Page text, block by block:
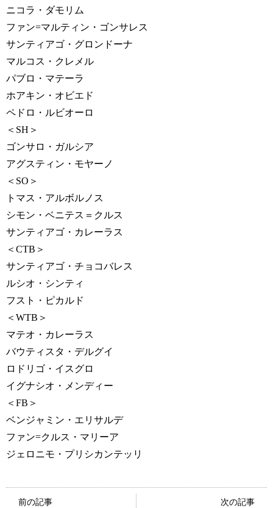
ニコラ・ダモリム
ファン=マルティン・ゴンサレス
サンティアゴ・グロンドーナ
マルコス・クレメル
パブロ・マテーラ
ホアキン・オビエド
ペドロ・ルビオーロ
＜SH＞
ゴンサロ・ガルシア
アグスティン・モヤーノ
＜SO＞
トマス・アルボルノス
シモン・ベニテス＝クルス
サンティアゴ・カレーラス
＜CTB＞
サンティアゴ・チョコバレス
ルシオ・シンティ
フスト・ピカルド
＜WTB＞
マテオ・カレーラス
バウティスタ・デルグイ
ロドリゴ・イスグロ
イグナシオ・メンディー
＜FB＞
ベンジャミン・エリサルデ
ファン=クルス・マリーア
ジェロニモ・プリシカンテッリ
前の記事 次の記事